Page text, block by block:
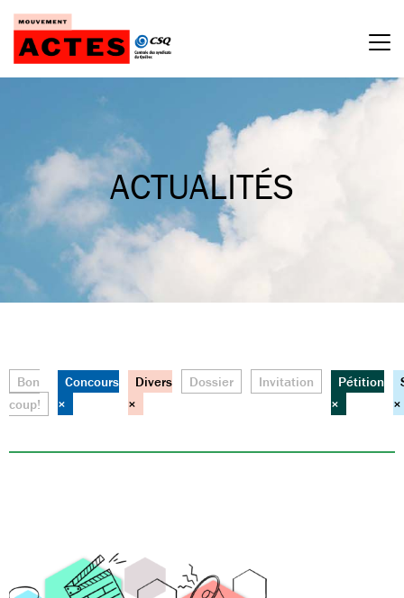
Passer
contenu
ACTUALITÉS
Bon
coup!
Concours
×
Divers
×
Dossier Invitation
Pétition
×
×